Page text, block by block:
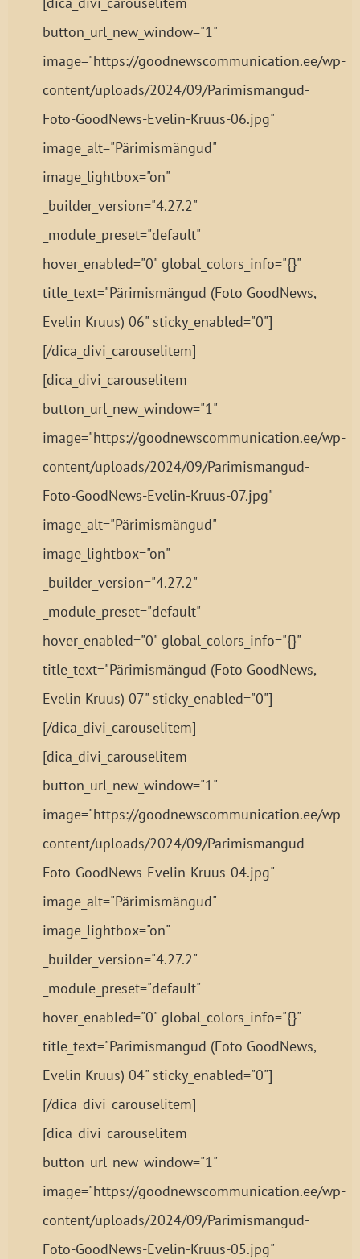
button_url_new_window="1"
image="https://goodnewscommunication.ee/wp-
content/uploads/2024/09/Parimismangud-
Foto-GoodNews-Evelin-Kruus-06.jpg"
image_alt="Pärimismängud"
image_lightbox="on"
_builder_version="4.27.2"
_module_preset="default"
hover_enabled="0" global_colors_info="{}"
title_text="Pärimismängud (Foto GoodNews,
Evelin Kruus) 06" sticky_enabled="0"]
[/dica_divi_carouselitem]
[dica_divi_carouselitem
button_url_new_window="1"
image="https://goodnewscommunication.ee/wp-
content/uploads/2024/09/Parimismangud-
Foto-GoodNews-Evelin-Kruus-07.jpg"
image_alt="Pärimismängud"
image_lightbox="on"
_builder_version="4.27.2"
_module_preset="default"
hover_enabled="0" global_colors_info="{}"
title_text="Pärimismängud (Foto GoodNews,
Evelin Kruus) 07" sticky_enabled="0"]
[/dica_divi_carouselitem]
[dica_divi_carouselitem
button_url_new_window="1"
image="https://goodnewscommunication.ee/wp-
content/uploads/2024/09/Parimismangud-
Foto-GoodNews-Evelin-Kruus-04.jpg"
image_alt="Pärimismängud"
image_lightbox="on"
_builder_version="4.27.2"
_module_preset="default"
hover_enabled="0" global_colors_info="{}"
title_text="Pärimismängud (Foto GoodNews,
Evelin Kruus) 04" sticky_enabled="0"]
[/dica_divi_carouselitem]
[dica_divi_carouselitem
button_url_new_window="1"
image="https://goodnewscommunication.ee/wp-
content/uploads/2024/09/Parimismangud-
Foto-GoodNews-Evelin-Kruus-05.jpg"